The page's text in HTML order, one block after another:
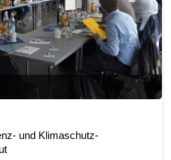
und Klimaschutz-